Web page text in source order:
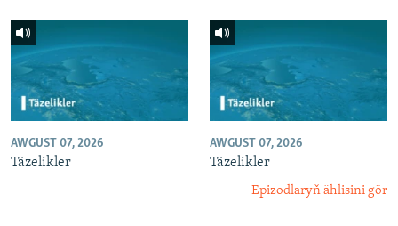
AWGUST 07, 2026
Täzelikler
AWGUST 07, 2026
Täzelikler
Epizodlaryň ählisini gör